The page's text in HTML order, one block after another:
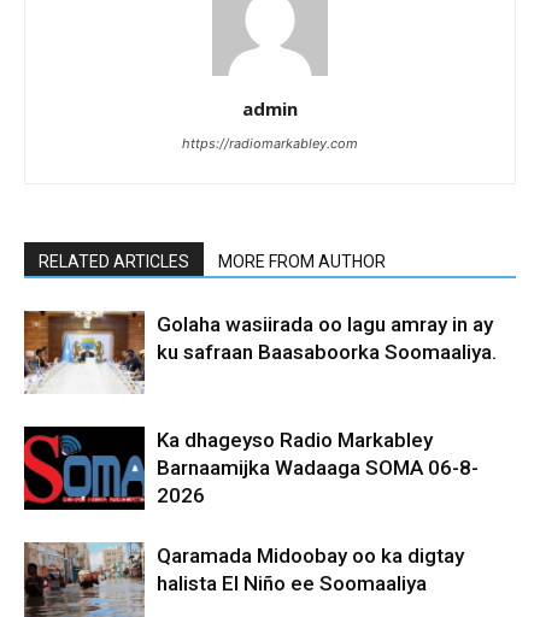
admin
https://radiomarkabley.com
RELATED ARTICLES MORE FROM AUTHOR
Golaha wasiirada oo lagu amray in ay
ku safraan Baasaboorka Soomaaliya.
Ka dhageyso Radio Markabley
Barnaamijka Wadaaga SOMA 06-8-
2026
Qaramada Midoobay oo ka digtay
halista El Niño ee Soomaaliya